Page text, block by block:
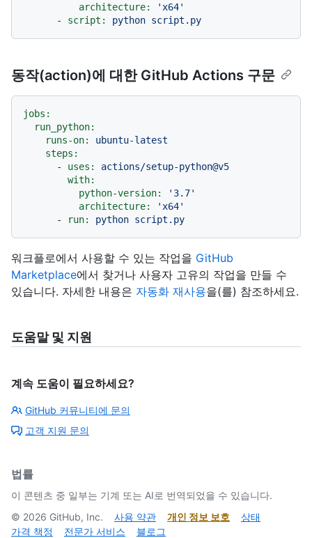
architecture:
'x64'
-
script: python script.py
동작(action)에 대한 GitHub Actions 구문
jobs:
run_python:
runs-on:
ubuntu-latest
steps:
-
uses:
actions/setup-python@v5
with:
python-version:
'3.7'
architecture:
'x64'
-
run: python script.py
워크플로에서 사용할 수 있는 작업을 GitHub
Marketplace에서 찾거나 사용자 고유의 작업을 만들 수
있습니다. 자세한 내용은 자동화 재사용을(를) 참조하세요.
도움말 및 지원
계속 도움이 필요하세요?
GitHub 커뮤니티에 문의
고객 지원 문의
법률
이 콘텐츠 중 일부는 기계 또는 AI로 번역되었을 수 있습니다.
© 2026 GitHub, Inc. 사용 약관 개인 정보 보호
상태
가격 책정
전문가 서비스 블로그